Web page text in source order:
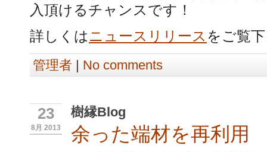
入頂けるチャンスです！
詳しくはニュースリリース をご覧
管理者 | No comments
23
8月 2013
樹縁Blog
余った端材を再利用